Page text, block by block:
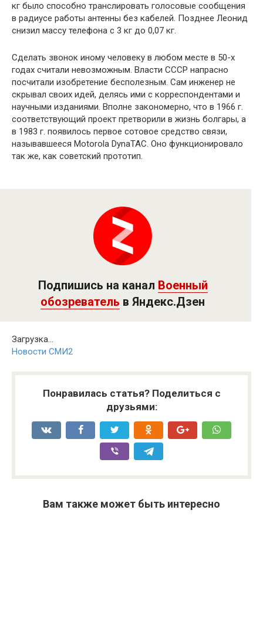
кг было способно транслировать голосовые сообщения
в радиусе работы антенны без кабелей. Позднее Леонид
снизил массу телефона с 3 кг до 0,07 кг.
Сделать звонок иному человеку в любом месте в 50-х
годах считали невозможным. Власти СССР напрасно
посчитали изобретение бесполезным. Сам инженер не
скрывал своих идей, делясь ими с корреспондентами и
научными изданиями. Вполне закономерно, что в 1966 г.
соответствующий проект претворили в жизнь болгары, а
в 1983 г. появилось первое сотовое средство связи,
называвшееся Motorola DynaTAC. Оно функционировало
так же, как советский прототип.
Подпишись на канал Военный
обозреватель в Яндекс.Дзен
Загрузка...
Новости СМИ2
Понравилась статья? Поделиться с
друзьями:
Вам также может быть интересно